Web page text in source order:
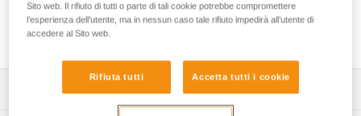
Come passare dagli sci ai ramponi sul
pendio
Scarica la scheda tecnica (PDF)
Sito web. Il rifiuto di tutti o parte di tali cookie potrebbe compromettere
l’esperienza dell’utente, ma in nessun caso tale rifiuto impedirà all’utente di
accedere al Sito web.
Rifiuta tutti Accetta tutti i cookie